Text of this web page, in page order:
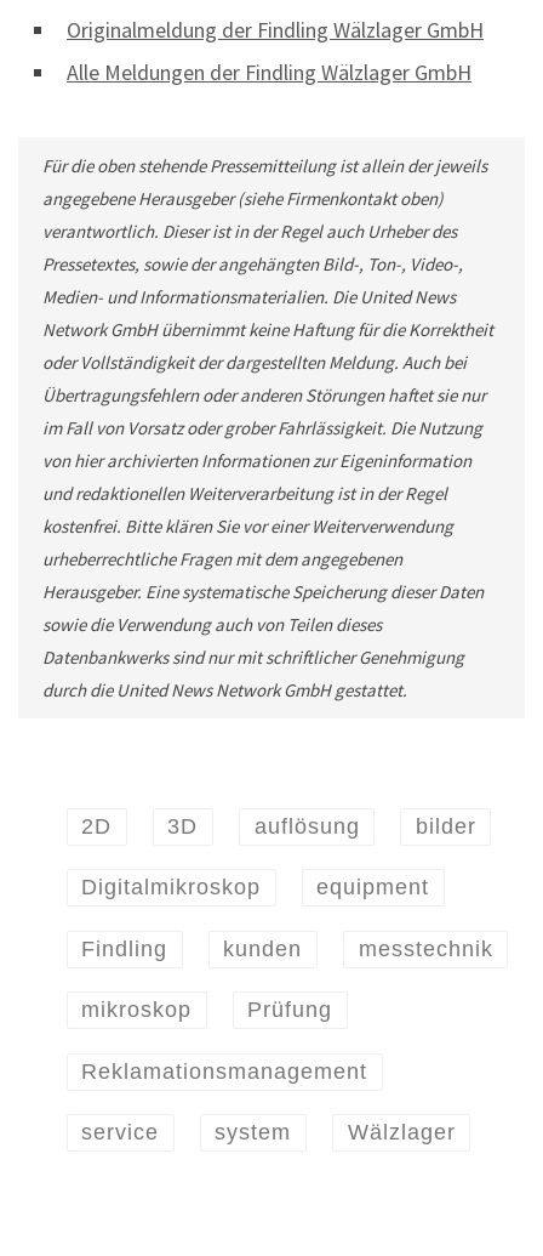
Originalmeldung der Findling Wälzlager GmbH
Alle Meldungen der Findling Wälzlager GmbH
Für die oben stehende Pressemitteilung ist allein der jeweils
angegebene Herausgeber (siehe Firmenkontakt oben)
verantwortlich. Dieser ist in der Regel auch Urheber des
Pressetextes, sowie der angehängten Bild-, Ton-, Video-,
Medien- und Informationsmaterialien. Die United News
Network GmbH übernimmt keine Haftung für die Korrektheit
oder Vollständigkeit der dargestellten Meldung. Auch bei
Übertragungsfehlern oder anderen Störungen haftet sie nur
im Fall von Vorsatz oder grober Fahrlässigkeit. Die Nutzung
von hier archivierten Informationen zur Eigeninformation
und redaktionellen Weiterverarbeitung ist in der Regel
kostenfrei. Bitte klären Sie vor einer Weiterverwendung
urheberrechtliche Fragen mit dem angegebenen
Herausgeber. Eine systematische Speicherung dieser Daten
sowie die Verwendung auch von Teilen dieses
Datenbankwerks sind nur mit schriftlicher Genehmigung
durch die United News Network GmbH gestattet.
2D 3D auflösung bilder
Digitalmikroskop equipment
Findling kunden messtechnik
mikroskop Prüfung
Reklamationsmanagement
service system Wälzlager